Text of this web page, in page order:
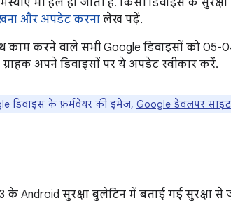
भी हल हो जाती हैं. किसी डिवाइस के
और अपडेट करना लेख पढ़ें.
काम करने वाले सभी Google डिवाइसों को
अपने डिवाइसों पर ये अपडेट स्वीकार करें.
डिवाइस के फ़र्मवेयर की इमेज, Google डेवलपर साइट
के Android सुरक्षा बुलेटिन में बताई गई सुरक्षा